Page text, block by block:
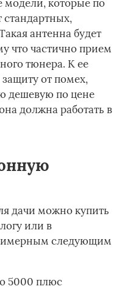
модели, которые по
стандартных,
антенна будет
что частично прием
тюнера. К ее
от помех,
дешевую по цене
должна работать в
дачи можно купить
или в
следующим
5000 плюс